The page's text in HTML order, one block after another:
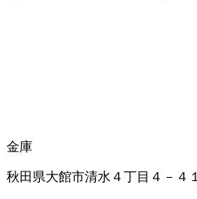
金庫
秋田県大館市清水４丁目４－４１